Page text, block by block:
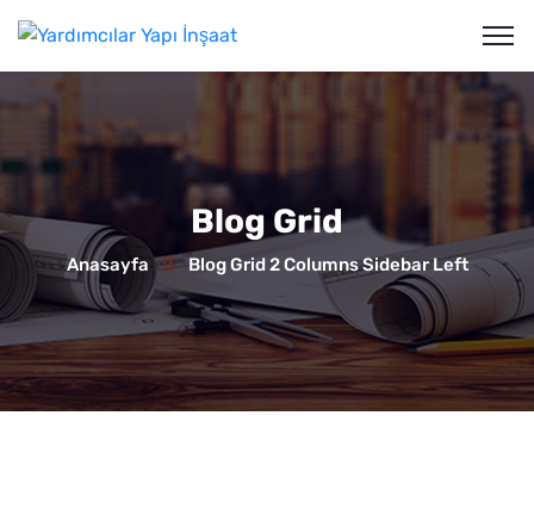
Blog Grid
Anasayfa Blog Grid 2 Columns Sidebar Left